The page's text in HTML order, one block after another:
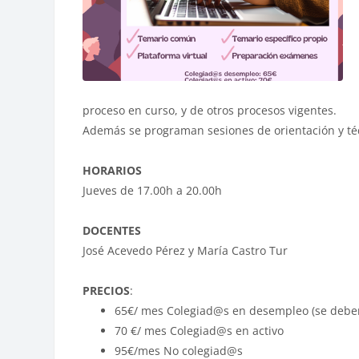
proceso en curso, y de otros procesos vigentes.
Además se programan sesiones de orientación y
HORARIOS
Jueves de 17.00h a 20.00h
DOCENTES
José Acevedo Pérez y María Castro Tur
PRECIOS:
65€/ mes Colegiad@s en desempleo (se
70 €/ mes Colegiad@s en activo
95€/mes No colegiad@s